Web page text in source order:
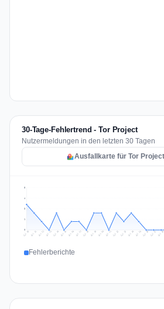
30-Tage-Fehlertrend - Tor Project
Nutzermeldungen in den letzten 30 Tagen
Ausfallkarte für Tor
1
3
4
5
Jul 10 Jul 11 Jul 12 Jul 13 Jul 14 Jul 15 Jul 16 Jul 17 Jul 18 Jul 19 Jul 20 Jul 21 Jul 22 Jul 23 Jul 24 Jul 25 Jul 26 Jul 27 Jul 28
Fehlerberichte